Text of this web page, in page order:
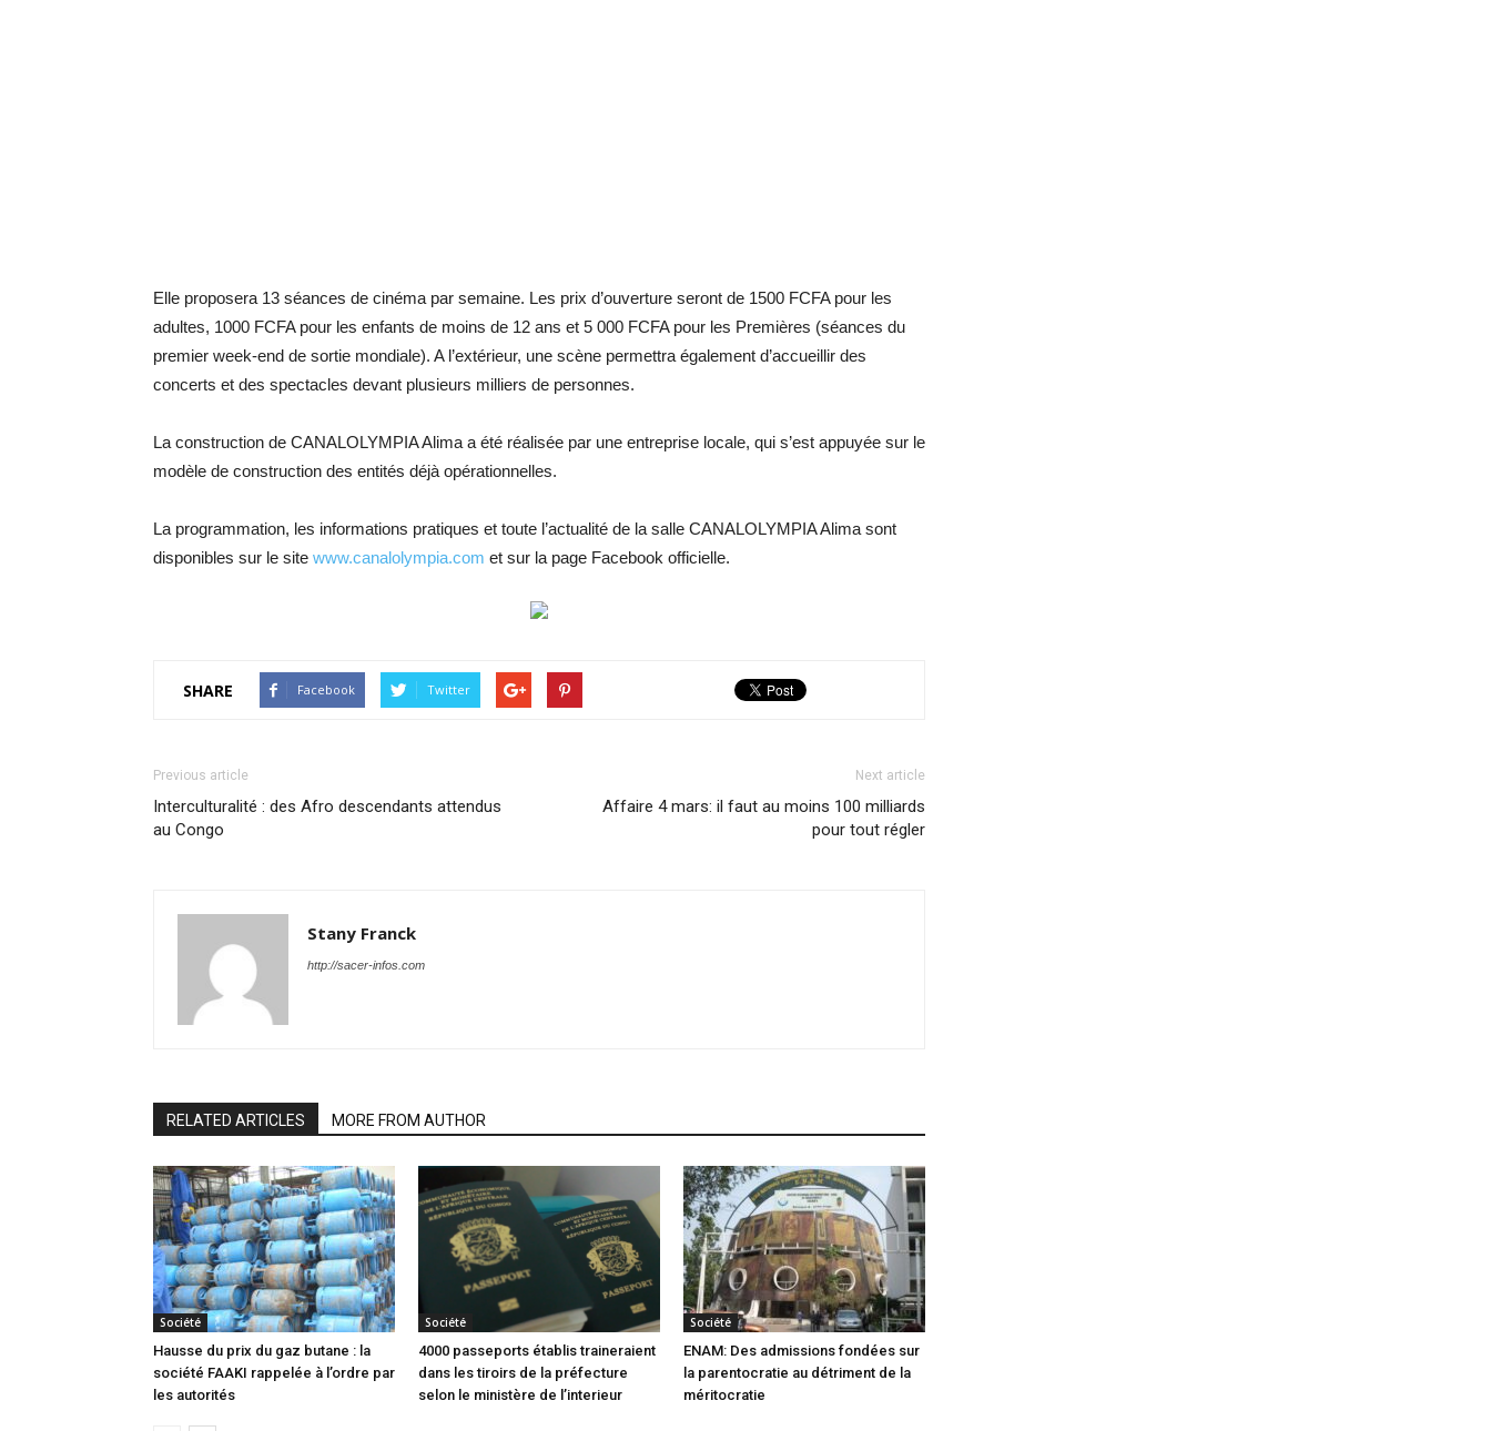
Elle proposera 13 séances de cinéma par semaine. Les prix d’ouverture seront de 1500 FCFA pour les
adultes, 1000 FCFA pour les enfants de moins de 12 ans et 5 000 FCFA pour les Premières (séances du
premier week-end de sortie mondiale). A l’extérieur, une scène permettra également d’accueillir des
concerts et des spectacles devant plusieurs milliers de personnes.
La construction de CANALOLYMPIA Alima a été réalisée par une entreprise locale, qui s’est appuyée sur le
modèle de construction des entités déjà opérationnelles.
La programmation, les informations pratiques et toute l’actualité de la salle CANALOLYMPIA Alima sont
disponibles sur le site www.canalolympia.com et sur la page Facebook officielle.
SHARE Facebook Twitter
Previous article
Interculturalité : des Afro descendants attendus
au Congo
Next article
Affaire 4 mars: il faut au moins 100 milliards
pour tout régler
Stany Franck
http://sacer-infos.com
RELATED ARTICLES MORE FROM AUTHOR
Société
Hausse du prix du gaz butane : la
société FAAKI rappelée à l’ordre par
les autorités
Société
4000 passeports établis traineraient
dans les tiroirs de la préfecture
selon le ministère de l’interieur
Société
ENAM: Des admissions fondées sur
la parentocratie au détriment de la
méritocratie